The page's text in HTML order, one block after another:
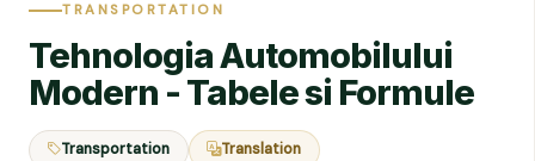
TRANSPORTATION
Tehnologia Automobilului
Modern - Tabele si Formule
Transportation Translation